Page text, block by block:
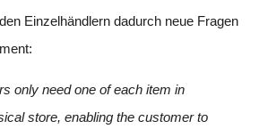
Einzelhändlern dadurch neue Fragen
only need one of each item in
store, enabling the customer to